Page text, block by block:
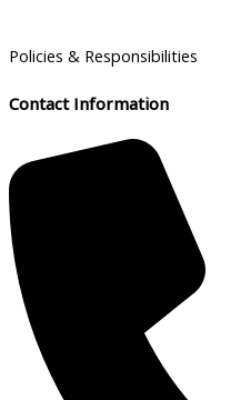
Policies & Responsibilities
Contact Information